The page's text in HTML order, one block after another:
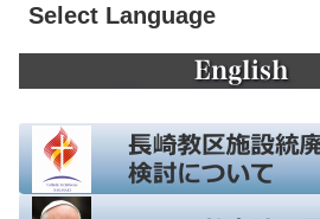
Select Language